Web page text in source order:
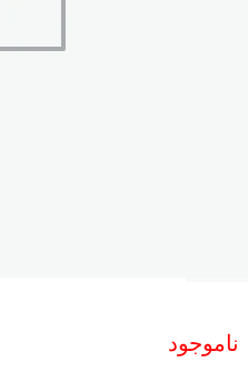
ناموجود